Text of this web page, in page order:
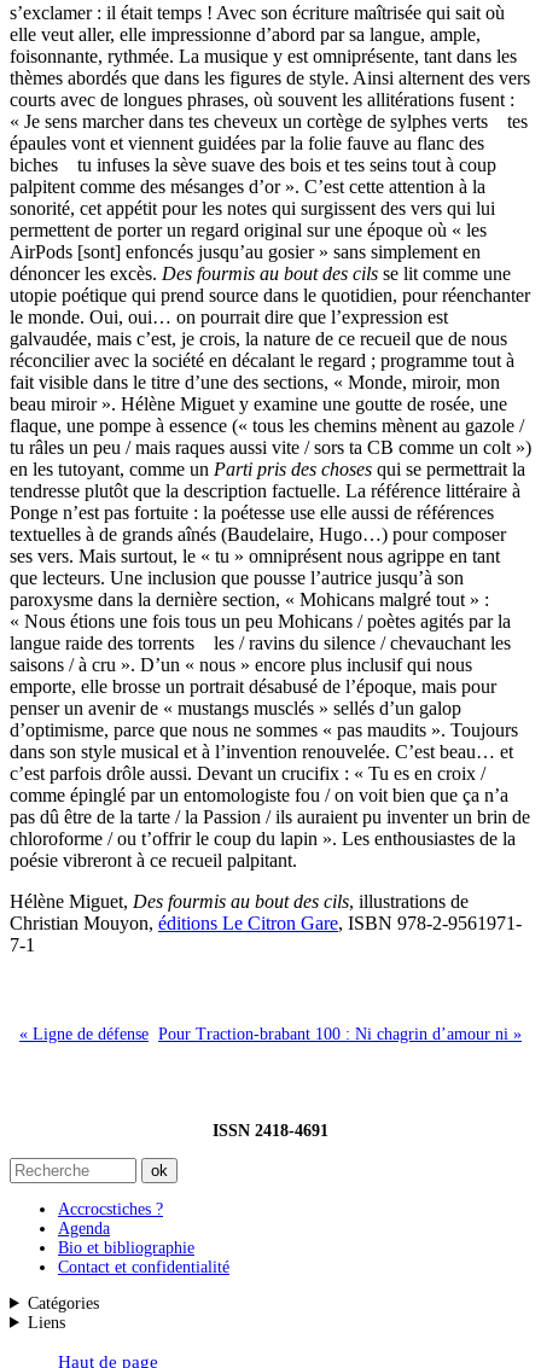
s’exclamer : il était temps ! Avec son écriture maîtrisée qui sait où
elle veut aller, elle impressionne d’abord par sa langue, ample,
foisonnante, rythmée. La musique y est omniprésente, tant dans les
thèmes abordés que dans les figures de style. Ainsi alternent des vers
courts avec de longues phrases, où souvent les allitérations fusent :
« Je sens marcher dans tes cheveux un cortège de sylphes verts tes
épaules vont et viennent guidées par la folie fauve au flanc des
biches tu infuses la sève suave des bois et tes seins tout à coup
palpitent comme des mésanges d’or ». C’est cette attention à la
sonorité, cet appétit pour les notes qui surgissent des vers qui lui
permettent de porter un regard original sur une époque où « les
AirPods [sont] enfoncés jusqu’au gosier » sans simplement en
dénoncer les excès. Des fourmis au bout des cils se lit comme une
utopie poétique qui prend source dans le quotidien, pour réenchanter
le monde. Oui, oui… on pourrait dire que l’expression est
galvaudée, mais c’est, je crois, la nature de ce recueil que de nous
réconcilier avec la société en décalant le regard ; programme tout à
fait visible dans le titre d’une des sections, « Monde, miroir, mon
beau miroir ». Hélène Miguet y examine une goutte de rosée, une
flaque, une pompe à essence (« tous les chemins mènent au gazole /
tu râles un peu / mais raques aussi vite / sors ta CB comme un colt »)
en les tutoyant, comme un Parti pris des choses qui se permettrait la
tendresse plutôt que la description factuelle. La référence littéraire à
Ponge n’est pas fortuite : la poétesse use elle aussi de références
textuelles à de grands aînés (Baudelaire, Hugo…) pour composer
ses vers. Mais surtout, le « tu » omniprésent nous agrippe en tant
que lecteurs. Une inclusion que pousse l’autrice jusqu’à son
paroxysme dans la dernière section, « Mohicans malgré tout » :
« Nous étions une fois tous un peu Mohicans / poètes agités par la
langue raide des torrents les / ravins du silence / chevauchant les
saisons / à cru ». D’un « nous » encore plus inclusif qui nous
emporte, elle brosse un portrait désabusé de l’époque, mais pour
penser un avenir de « mustangs musclés » sellés d’un galop
d’optimisme, parce que nous ne sommes « pas maudits ». Toujours
dans son style musical et à l’invention renouvelée. C’est beau… et
c’est parfois drôle aussi. Devant un crucifix : « Tu es en croix /
comme épinglé par un entomologiste fou / on voit bien que ça n’a
pas dû être de la tarte / la Passion / ils auraient pu inventer un brin de
chloroforme / ou t’offrir le coup du lapin ». Les enthousiastes de la
poésie vibreront à ce recueil palpitant.
Hélène Miguet, Des fourmis au bout des cils, illustrations de
Christian Mouyon, éditions Le Citron Gare, ISBN 978-2-9561971-
7-1
« Ligne de défense Pour Traction-brabant 100 : Ni chagrin d’amour ni »
ISSN 2418-4691
Accrocstiches ?
Agenda
Bio et bibliographie
Contact et confidentialité
Catégories
Liens
Haut de page